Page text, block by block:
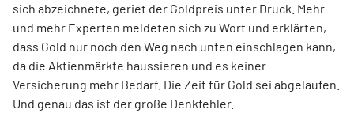
sich abzeichnete, geriet der Goldpreis unter Druck. Mehr
und mehr Experten meldeten sich zu Wort und erklärten,
dass Gold nur noch den Weg nach unten einschlagen kann,
da die Aktienmärkte haussieren und es keiner
Versicherung mehr Bedarf. Die Zeit für Gold sei abgelaufen.
Und genau das ist der große Denkfehler.